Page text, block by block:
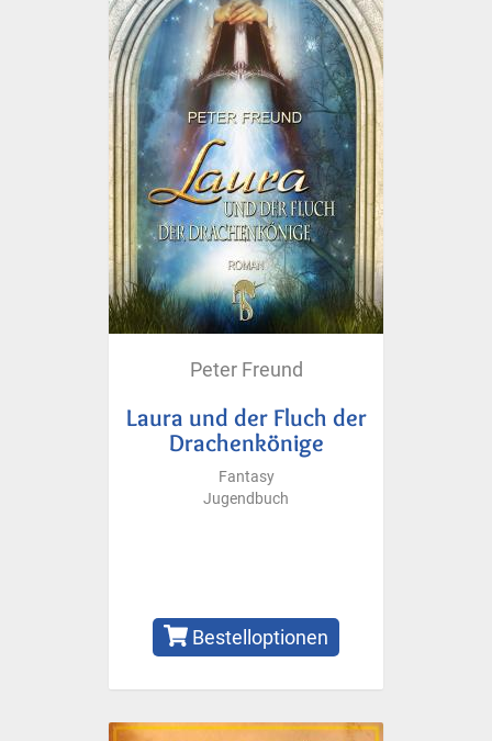
Peter Freund
Laura und der Fluch der
Drachenkönige
Fantasy
Jugendbuch
Bestelloptionen